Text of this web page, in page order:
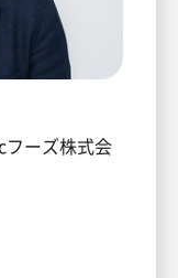
フーズ株式会